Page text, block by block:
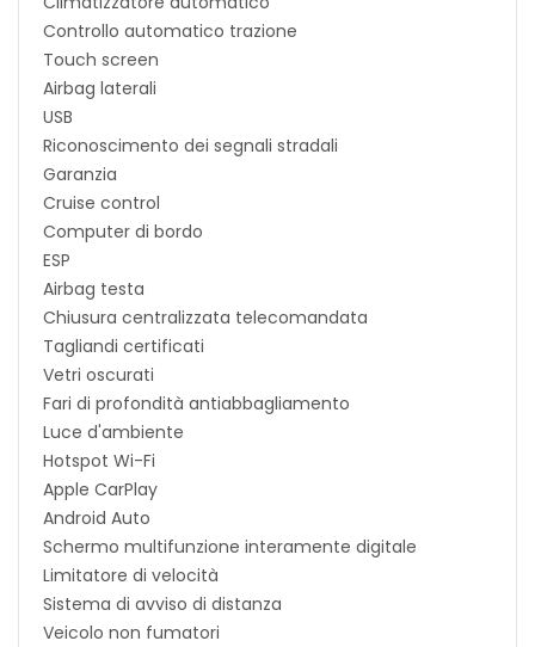
Controllo automatico trazione
Touch screen
Airbag laterali
USB
Riconoscimento dei segnali stradali
Garanzia
Cruise control
Computer di bordo
ESP
Airbag testa
Chiusura centralizzata telecomandata
Tagliandi certificati
Vetri oscurati
Fari di profondità antiabbagliamento
Luce d'ambiente
Hotspot Wi-Fi
Apple CarPlay
Android Auto
Schermo multifunzione interamente digitale
Limitatore di velocità
Sistema di avviso di distanza
Veicolo non fumatori